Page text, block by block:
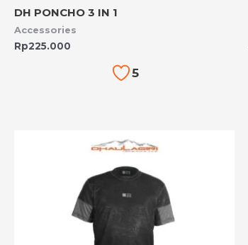
DH PONCHO 3 IN 1
Accessories
Rp225.000
5